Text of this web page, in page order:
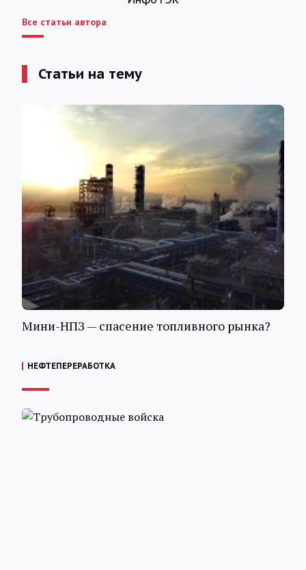
Все статьи автора
Статьи на тему
Мини-НПЗ — спасение топливного рынка?
НЕФТЕПЕРЕРАБОТКА